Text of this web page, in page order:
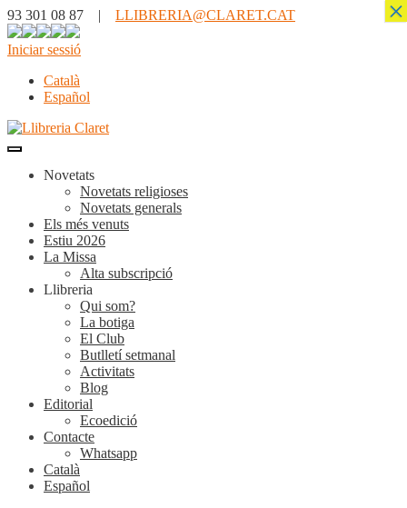
93 301 08 87 | LLIBRERIA@CLARET.CAT
Iniciar sessió
Català
Español
Novetats
Novetats religioses
Novetats generals
Els més venuts
Estiu 2026
La Missa
Alta subscripció
Llibreria
Qui som?
La botiga
El Club
Butlletí setmanal
Activitats
Blog
Editorial
Ecoedició
Contacte
Whatsapp
Català
Español
×